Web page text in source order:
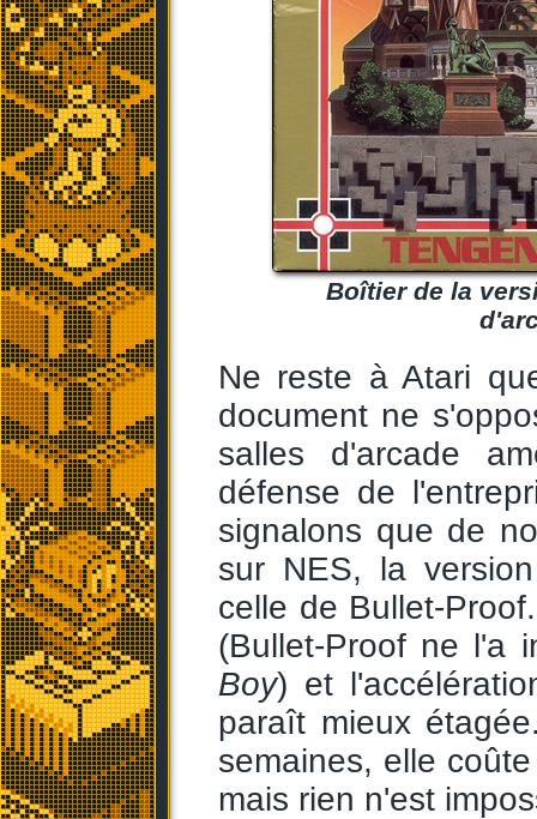
Boîtier de la
Ne reste à Atari
document ne
salles d'arcade
défense de
signalons que de
sur NES, la
celle de Bullet-
(Bullet-Proof ne l'a
Boy) et
paraît mieux
semaines, elle
mais rien n'est